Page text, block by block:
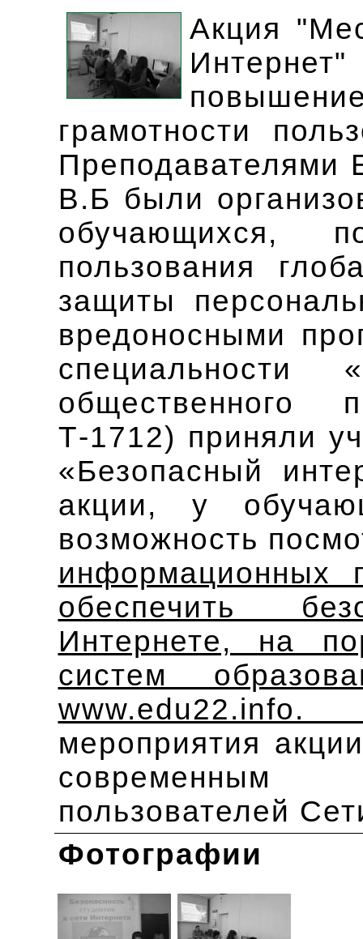
Акция
грамотности
Преподавателями
В.Б были
обучающихся,
пользования
защиты
вредоносными
специальности
общественного
Т-1712) приняли
«Безопасный
акции, у
возможность
информационных
обеспечить
Интернете, на
систем
мероприятия
современным
пользователей
Фотографии